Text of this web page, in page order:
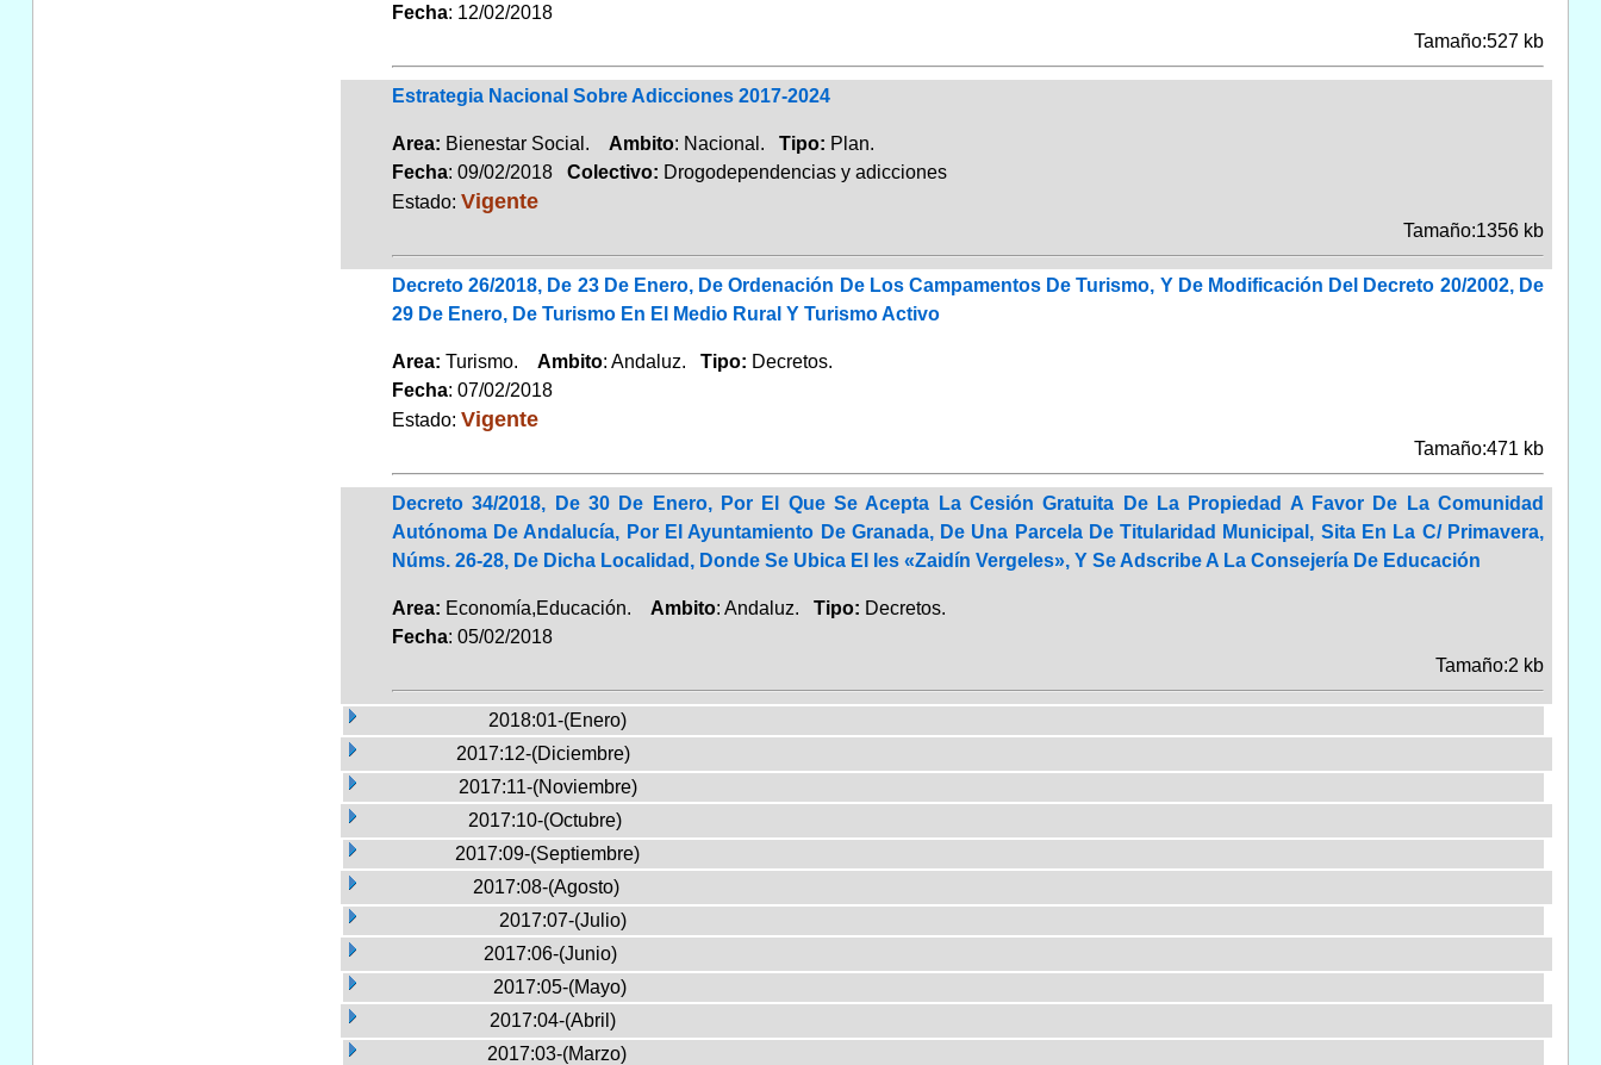
Fecha: 12/02/2018
Tamaño:527 kb
Estrategia Nacional Sobre Adicciones 2017-2024
Area: Bienestar Social. Ambito: Nacional. Tipo: Plan.
Fecha: 09/02/2018Colectivo: Drogodependencias y adicciones
Estado: Vigente
Tamaño:1356 kb
Decreto 26/2018, De 23 De Enero, De Ordenación De Los Campamentos De Turismo, Y De Modificación Del Decreto 20/2002, De
29 De Enero, De Turismo En El Medio Rural Y Turismo Activo
Area: Turismo. Ambito: Andaluz. Tipo: Decretos.
Fecha: 07/02/2018
Estado: Vigente
Tamaño:471 kb
Decreto 34/2018, De 30 De Enero, Por El Que Se Acepta La Cesión Gratuita De La Propiedad A Favor De La Comunidad
Autónoma De Andalucía, Por El Ayuntamiento De Granada, De Una Parcela De Titularidad Municipal, Sita En La C/ Primavera,
Núms. 26-28, De Dicha Localidad, Donde Se Ubica El Ies «Zaidín Vergeles», Y Se Adscribe A La Consejería De Educación
Area: Economía,Educación. Ambito: Andaluz. Tipo: Decretos.
Fecha: 05/02/2018
Tamaño:2 kb
2018:01-(Enero)
2017:12-(Diciembre)
2017:11-(Noviembre)
2017:10-(Octubre)
2017:09-(Septiembre)
2017:08-(Agosto)
2017:07-(Julio)
2017:06-(Junio)
2017:05-(Mayo)
2017:04-(Abril)
2017:03-(Marzo)